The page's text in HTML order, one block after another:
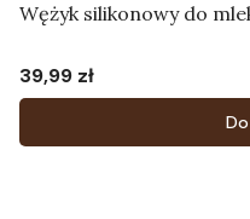
Wężyk silikonowy do
Cena
39,99 zł